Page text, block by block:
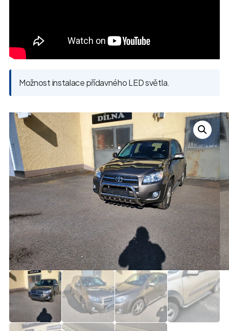
Možnost instalace přídavného LED světla.